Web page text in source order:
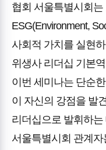
협회 서울특별시회는
ESG(Environment,
사회적 가치를 실현
위생사 리더십 기본
이번 세미나는 단순
이 자신의 강점을 발
리더십으로 발휘하
서울특별시회 관계